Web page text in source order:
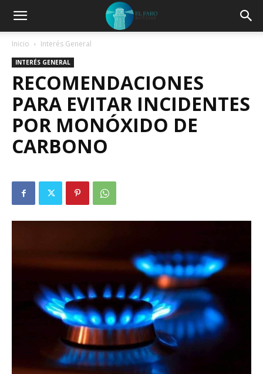
Inicio Interés General
INTERÉS GENERAL
RECOMENDACIONES
PARA EVITAR INCIDENTES
POR MONÓXIDO DE
CARBONO